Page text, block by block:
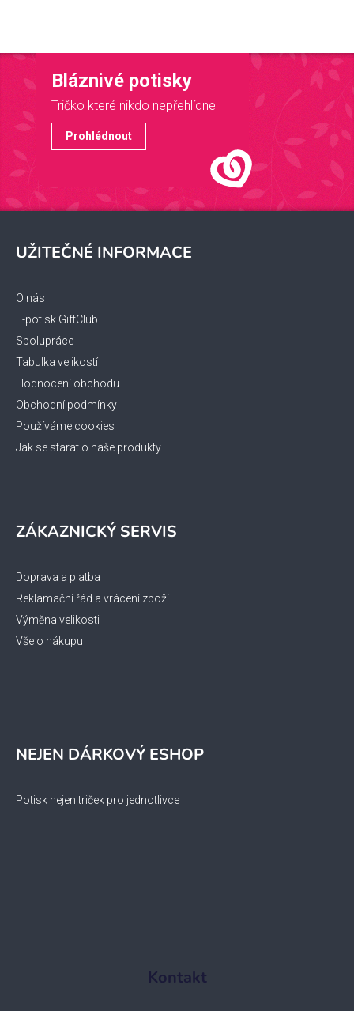
Bláznivé potisky
Tričko které nikdo nepřehlídne
Prohlédnout
UŽITEČNÉ INFORMACE
O nás
E-potisk GiftClub
Spolupráce
Tabulka velikostí
Hodnocení obchodu
Obchodní podmínky
Používáme cookies
Jak se starat o naše produkty
ZÁKAZNICKÝ SERVIS
Doprava a platba
Reklamační řád a vrácení zboží
Výměna velikosti
Vše o nákupu
NEJEN DÁRKOVÝ ESHOP
Potisk nejen triček pro jednotlivce
Kontakt